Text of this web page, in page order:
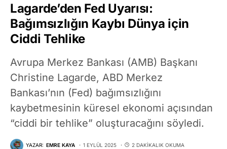
Lagarde’den Fed Uyarısı:
Bağımsızlığın Kaybı Dünya için
Ciddi Tehlike
Avrupa Merkez Bankası (AMB) Başkanı
Christine Lagarde, ABD Merkez
Bankası’nın (Fed) bağımsızlığını
kaybetmesinin küresel ekonomi açısından
“ciddi bir tehlike” oluşturacağını söyledi.
YAZAR: EMRE KAYA 1 EYLÜL 2025 2 DAKIKALIK OKUMA